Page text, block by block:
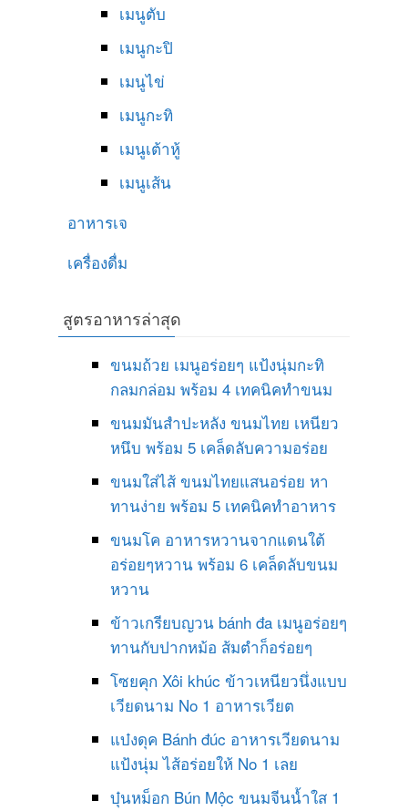
เมนูตับ
เมนูกะปิ
เมนูไข่
เมนูกะทิ
เมนูเต้าหู้
เมนูเส้น
อาหารเจ
เครื่องดื่ม
สูตรอาหารล่าสุด
ขนมถ้วย เมนูอร่อยๆ แป้งนุ่มกะทิ
กลมกล่อม พร้อม 4 เทคนิคทำขนม
ขนมมันสำปะหลัง ขนมไทย เหนียว
หนึบ พร้อม 5 เคล็ดลับความอร่อย
ขนมใส่ไส้ ขนมไทยแสนอร่อย หา
ทานง่าย พร้อม 5 เทคนิคทำอาหาร
ขนมโค อาหารหวานจากแดนใต้
อร่อยๆหวาน พร้อม 6 เคล็ดลับขนม
หวาน
ข้าวเกรียบญวน bánh đa เมนูอร่อยๆ
ทานกับปากหม้อ ส้มตำก็อร่อยๆ
โซยคุก Xôi khúc ข้าวเหนียวนึ่งแบบ
เวียดนาม No 1 อาหารเวียต
แบ๋งดุค Bánh đúc อาหารเวียดนาม
แป้งนุ่ม ไส้อร่อยให้ No 1 เลย
บุ๋นหม็อก Bún Mộc ขนมจีนน้ำใส 1